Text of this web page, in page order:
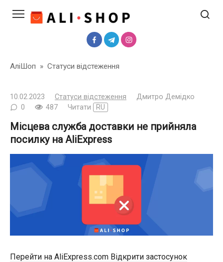
АліШоп » Статуси відстеження
10.02.2023 Статуси відстеження
Дмитро Демідко
0
487 Читати RU
Місцева служба доставки не прийняла
посилку на AliExpress
Перейти на AliExpress.com Відкрити застосунок